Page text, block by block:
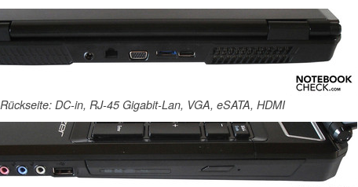
Rückseite: DC-in, RJ-45 Gigabit-Lan, VGA, eSATA, HDMI